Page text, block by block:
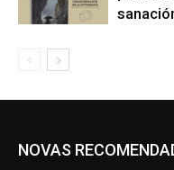
NOVAS